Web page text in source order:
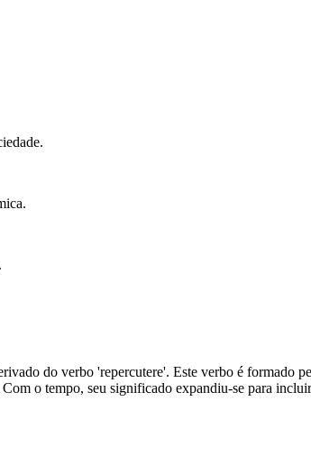
do verbo 'repercutere'. Este verbo é formado
o tempo, seu significado expandiu-se para